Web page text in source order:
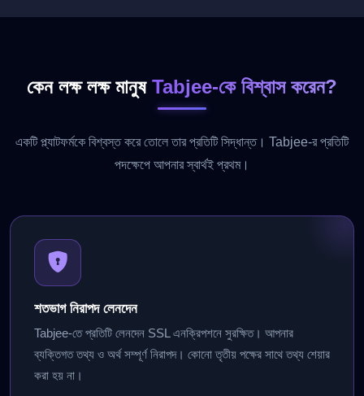
কেন লক্ষ লক্ষ মানুষ Tabjee-কে বিশ্বাস করেন?
একটি প্ল্যাটফর্মকে বিশ্বস্ত করে তোলে তার প্রতিটি সিদ্ধান্ত। Tabjee-র প্রতিটি
পদক্ষেপে আপনার স্বার্থই প্রথম।
শতভাগ নিরাপদ লেনদেন
Tabjee-তে প্রতিটি লেনদেন SSL এনক্রিপশনে সুরক্ষিত। আপনার
ব্যক্তিগত তথ্য ও অর্থ সম্পূর্ণ নিরাপদ। কোনো তৃতীয় পক্ষের সাথে তথ্য শেয়ার
করা হয় না।